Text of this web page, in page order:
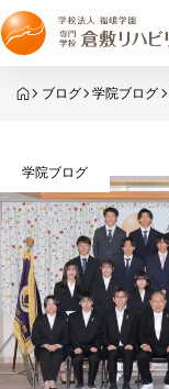
HOME
ブログ 学院ブログ
学院ブログ